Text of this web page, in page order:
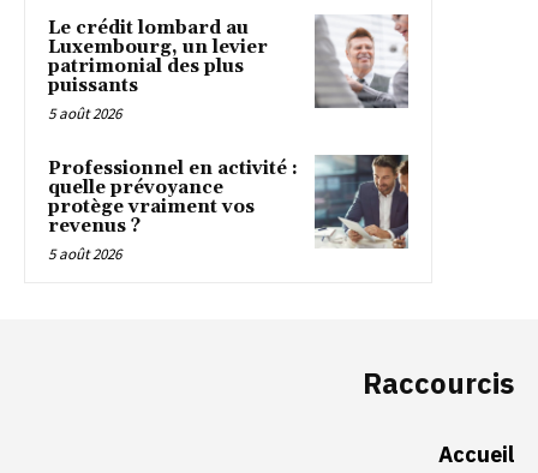
Le crédit lombard au
Luxembourg, un levier
patrimonial des plus
puissants
5 août 2026
Professionnel en activité :
quelle prévoyance
protège vraiment vos
revenus ?
5 août 2026
Raccourcis
Accueil